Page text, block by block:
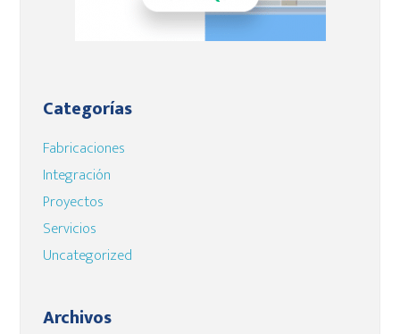
Categorías
Fabricaciones
Integración
Proyectos
Servicios
Uncategorized
Archivos